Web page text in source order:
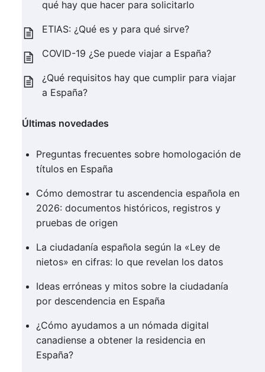
qué hay que hacer para solicitarlo
ETIAS: ¿Qué es y para qué sirve?
COVID-19 ¿Se puede viajar a España?
¿Qué requisitos hay que cumplir para viajar
a España?
Últimas novedades
Preguntas frecuentes sobre homologación de
títulos en España
Cómo demostrar tu ascendencia española en
2026: documentos históricos, registros y
pruebas de origen
La ciudadanía española según la «Ley de
nietos» en cifras: lo que revelan los datos
Ideas erróneas y mitos sobre la ciudadanía
por descendencia en España
¿Cómo ayudamos a un nómada digital
canadiense a obtener la residencia en
España?